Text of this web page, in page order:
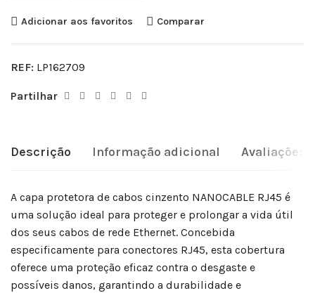
Adicionar aos favoritos Comparar
REF: LP162709
Partilhar
Descrição Informação adicional Avaliações
A capa protetora de cabos cinzento NANOCABLE RJ45 é
uma solução ideal para proteger e prolongar a vida útil
dos seus cabos de rede Ethernet. Concebida
especificamente para conectores RJ45, esta cobertura
oferece uma proteção eficaz contra o desgaste e
possíveis danos, garantindo a durabilidade e